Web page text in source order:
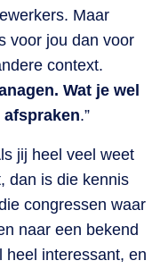
Maar
voor jou dan voor
context.
Wat je wel
afspraken.”
jij heel veel weet
dan is die kennis
congressen waar
naar een bekend
heel interessant, en